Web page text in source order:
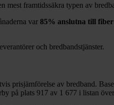
mest framtidssäkra typen av
var 85% anslutna till fiber
och bredbandstjänster.
prisjämförelse av bredband.
på plats 917 av 1 677 i listan